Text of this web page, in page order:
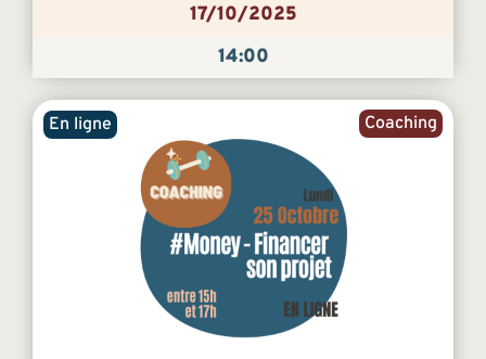
17/10/2025
14:00
Coaching
En ligne